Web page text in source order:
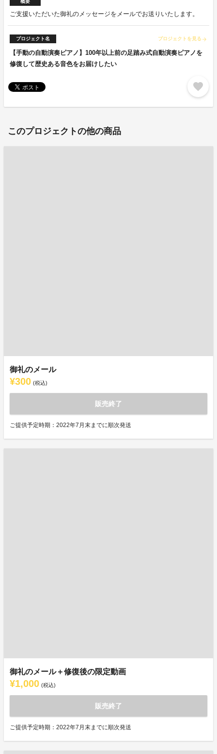
概要
ご支援いただいた御礼のメッセージをメールでお送りいたします。
プロジェクト名 プロジェクトを見る arrow_forward
【手動の自動演奏ピアノ】100年以上前の足踏み式自動演奏ピアノを
修復して歴史ある音色をお届けしたい
favorite
このプロジェクトの他の商品
御礼のメール
¥300 (税込)
販売終了
ご提供予定時期：2022年7月末までに順次発送
御礼のメール＋修復後の限定動画
¥1,000 (税込)
販売終了
ご提供予定時期：2022年7月末までに順次発送